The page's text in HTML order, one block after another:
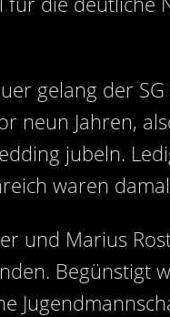
gelang der
neun Jahren,
jubeln.
waren
und Marius
Begünstigt